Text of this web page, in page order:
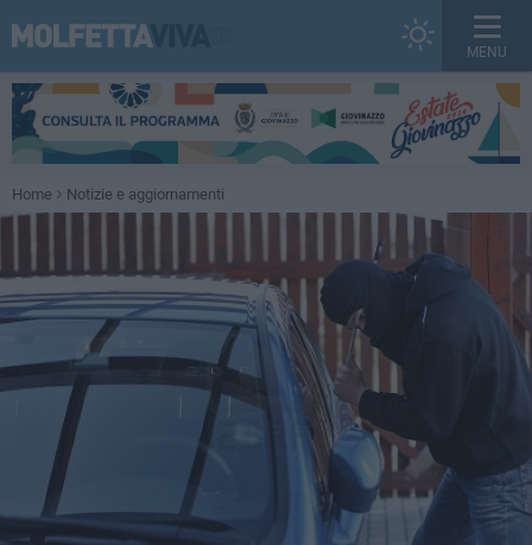
MENU
Home Notizie e aggiornamenti